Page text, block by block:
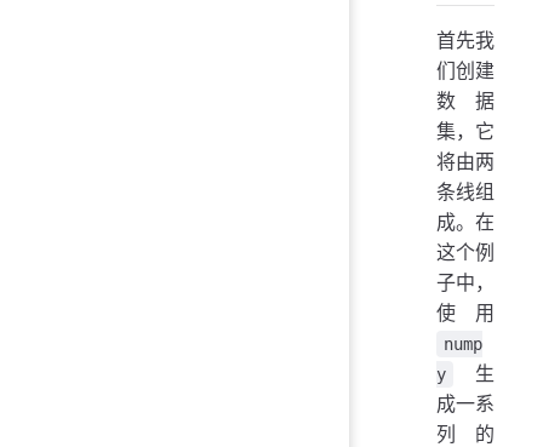
首先我
们创建
数据
集，它
将由两
条线组
成。在
这个例
子中，
使用
nump
y
生
成一系
列的